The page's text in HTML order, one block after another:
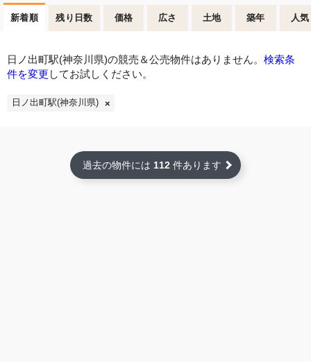
新着順 残り日数 価格 広さ 土地 築年 人気
日ノ出町駅(神奈川県)の競売＆公売物件はありません。 検索条
件を変更 してお試しください。
日ノ出町駅(神奈川県)
過去の物件には 112 件あります